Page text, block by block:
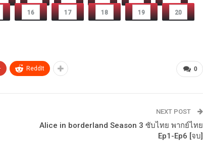
16 17 18 19 20
0
ReddIt
NEXT POST
Alice in borderland Season 3 ซับไทย พากย์ไทย
Ep1-Ep6 [จบ]